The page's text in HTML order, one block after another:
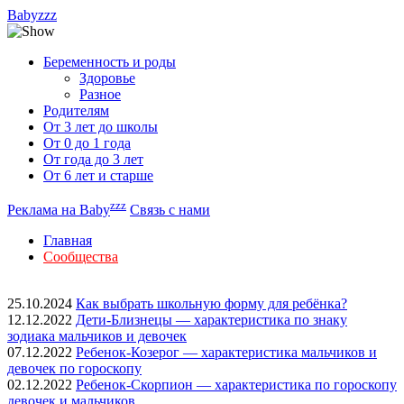
Babyzzz
Беременность и роды
Здоровье
Разное
Родителям
От 3 лет до школы
От 0 до 1 года
От года до 3 лет
От 6 лет и старше
Реклама на Babyzzz Связь с нами
Главная
Сообщества
25.10.2024 Как выбрать школьную форму для ребёнка?
12.12.2022 Дети-Близнецы — характеристика по знаку
зодиака мальчиков и девочек
07.12.2022 Ребенок-Козерог — характеристика мальчиков и
девочек по гороскопу
02.12.2022 Ребенок-Скорпион — характеристика по гороскопу